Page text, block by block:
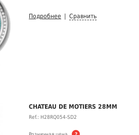
Подробнее Сравнить
CHATEAU DE MOTIERS 28MM
Ref.: H28RQ054-SD2